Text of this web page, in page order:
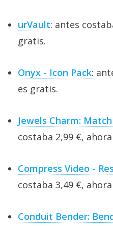
urVault: antes
gratis.
Onyx - Icon Pack:
es gratis.
Jewels Charm:
costaba 2,99 €,
Compress Video -
costaba 3,49 €,
Conduit Bender: